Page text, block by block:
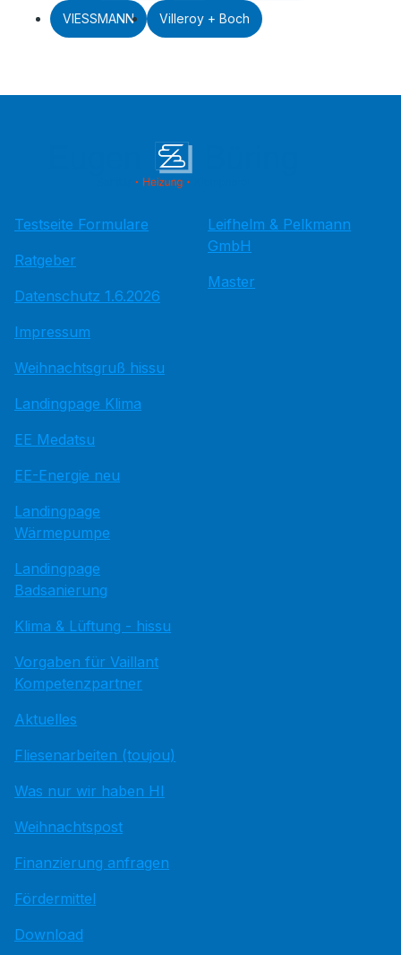
VIESSMANN Villeroy + Boch
Testseite Formulare
Ratgeber
Datenschutz 1.6.2026
Impressum
Weihnachtsgruß hissu
Landingpage Klima
EE Medatsu
EE-Energie neu
Landingpage
Wärmepumpe
Landingpage
Badsanierung
Klima & Lüftung - hissu
Vorgaben für Vaillant
Kompetenzpartner
Aktuelles
Fliesenarbeiten (toujou)
Was nur wir haben HI
Weihnachtspost
Finanzierung anfragen
Fördermittel
Download
Leifhelm & Pelkmann
GmbH
Master